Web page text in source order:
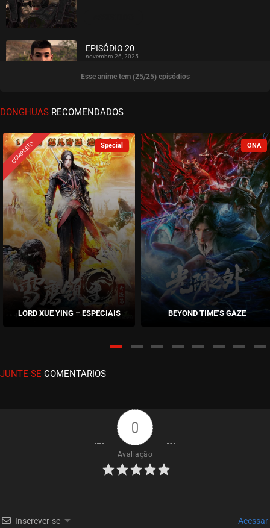
ASSISTIDO
EPISÓDIO 20
novembro 26, 2025
ASSISTIDO
EPISÓDIO 19
ASSISTIDO
EPISÓDIO 18
novembro 14, 2025
ASSISTIDO
EPISÓDIO 17
novembro 14, 2025
EPISÓDIO 16
novembro 14, 2025
ASSISTIDO
EPISÓDIO 14
julho 16, 2025
EPISÓDIO 13
Esse anime tem (25/25) episódios
DONGHUAS RECOMENDADOS
COMPLETO
LORD XUE YING – ESPECIAIS BEYOND TIME’S GAZE
JUNTE-SE COMENTARIOS
0
Avaliação
Inscrever-se Acessar